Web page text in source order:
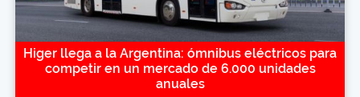
Higer llega a la Argentina: ómnibus eléctricos para
competir en un mercado de 6.000 unidades
anuales